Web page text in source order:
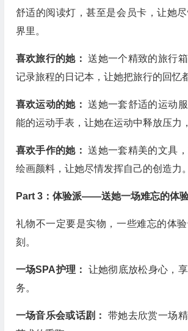
舒适的阅读灯，甚至是会员卡，让她
界里。
喜欢旅行的她：送她一个精致的旅行
记录旅程的日记本，让她把旅行的回忆
喜欢运动的她：送她一套舒适的运动
能的运动手表，让她在运动中释放压力
喜欢手作的她：送她一套精美的文具
绘画颜料，让她尽情发挥自己的创造力。
Part 3：体验派——送她一场难忘的体
礼物不一定要是实物，一些难忘的体
刻。
一场SPA护理： 让她彻底放松身心，
务。
一场音乐会或话剧：带她去欣赏一场